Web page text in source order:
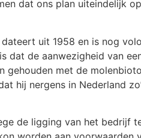
dat ons plan uiteindelijk
uit 1958 en is nog
de aanwezigheid van
met de
hij nergens in Nederland
de ligging van het